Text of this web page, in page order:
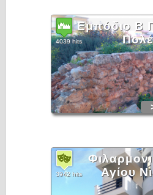
Εμπόδιο Β
4039 hits
Αγίου
3942 hits